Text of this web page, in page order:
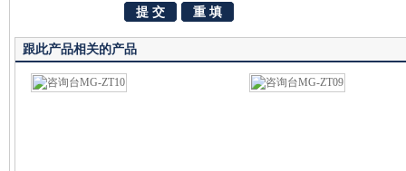
跟此产品相关的产品